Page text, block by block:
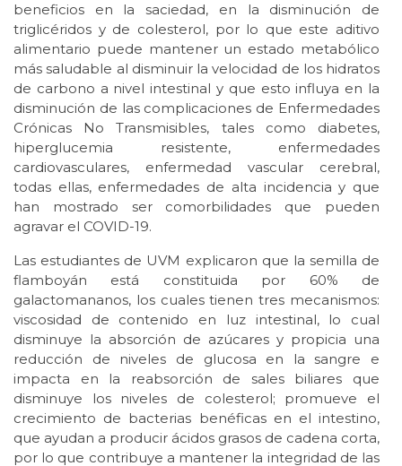
beneficios en la saciedad, en la disminución de
triglicéridos y de colesterol, por lo que este aditivo
alimentario puede mantener un estado metabólico
más saludable al disminuir la velocidad de los hidratos
de carbono a nivel intestinal y que esto influya en la
disminución de las complicaciones de Enfermedades
Crónicas No Transmisibles, tales como diabetes,
hiperglucemia resistente, enfermedades
cardiovasculares, enfermedad vascular cerebral,
todas ellas, enfermedades de alta incidencia y que
han mostrado ser comorbilidades que pueden
agravar el COVID-19.
Las estudiantes de UVM explicaron que la semilla de
flamboyán está constituida por 60% de
galactomananos, los cuales tienen tres mecanismos:
viscosidad de contenido en luz intestinal, lo cual
disminuye la absorción de azúcares y propicia una
reducción de niveles de glucosa en la sangre e
impacta en la reabsorción de sales biliares que
disminuye los niveles de colesterol; promueve el
crecimiento de bacterias benéficas en el intestino,
que ayudan a producir ácidos grasos de cadena corta,
por lo que contribuye a mantener la integridad de las